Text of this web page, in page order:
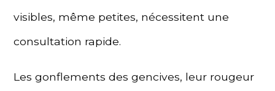
visibles, même petites, nécessitent une
consultation rapide.
Les gonflements des gencives, leur rougeur